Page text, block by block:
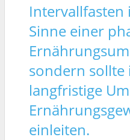
Intervallfasten
Sinne einer
sondern sollte
langfristige
einleiten.